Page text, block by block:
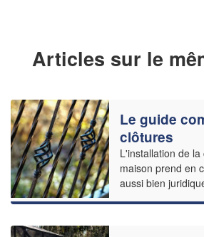
Articles sur le
Le guide
clôtures
L'installation de
maison prend en
aussi bien